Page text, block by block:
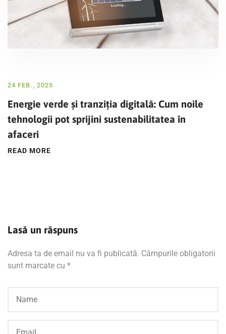
24 FEB., 2025
Energie verde și tranziția digitală: Cum noile
tehnologii pot sprijini sustenabilitatea în
afaceri
READ MORE
Lasă un răspuns
Adresa ta de email nu va fi publicată. Câmpurile obligatorii
sunt marcate cu *